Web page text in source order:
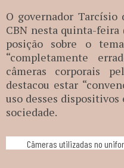
O governador Tarcísio
CBN nesta quinta-
posição sobre o
“completamente
câmeras corporais
destacou estar
uso desses
sociedade.
Câmeras utilizadas no